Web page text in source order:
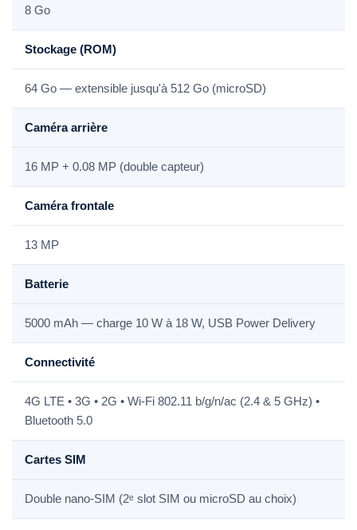
8 Go
Stockage (ROM)
64 Go — extensible jusqu'à 512 Go (microSD)
Caméra arrière
16 MP + 0.08 MP (double capteur)
Caméra frontale
13 MP
Batterie
5000 mAh — charge 10 W à 18 W, USB Power Delivery
Connectivité
4G LTE • 3G • 2G • Wi-Fi 802.11 b/g/n/ac (2.4 & 5 GHz) •
Bluetooth 5.0
Cartes SIM
Double nano-SIM (2ᵉ slot SIM ou microSD au choix)